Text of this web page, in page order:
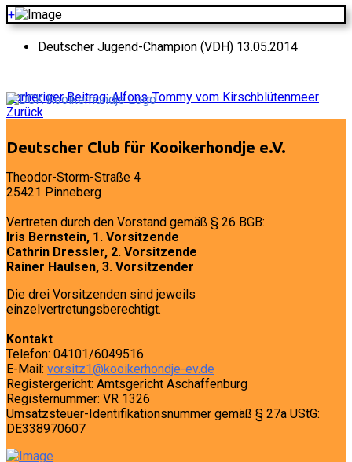
+
Deutscher Jugend-Champion (VDH) 13.05.2014
Vorheriger Beitrag: Alfons-Tommy vom Kirschblütenmeer
Zurück
Deutscher Club für Kooikerhondje e.V.
Theodor-Storm-Straße 4
25421 Pinneberg
Vertreten durch den Vorstand gemäß § 26 BGB:
Iris Bernstein, 1. Vorsitzende
Cathrin Dressler, 2. Vorsitzende
Rainer Haulsen, 3. Vorsitzender
Die drei Vorsitzenden sind jeweils
einzelvertretungsberechtigt.
Kontakt
Telefon: 04101/6049516
E-Mail: vorsitz1@kooikerhondje-ev.de
Registergericht: Amtsgericht Aschaffenburg
Registernummer: VR 1326
Umsatzsteuer-Identifikationsnummer gemäß § 27a UStG:
DE338970607